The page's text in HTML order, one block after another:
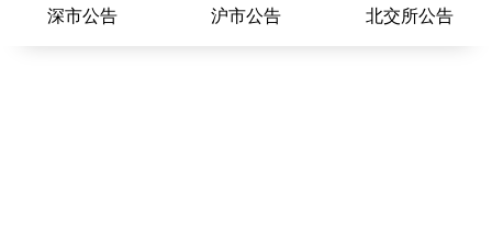
深市公告 沪市公告 北交所公告